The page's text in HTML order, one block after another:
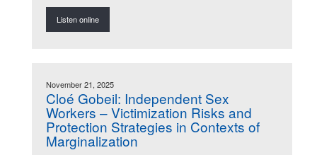
Listen online
November 21, 2025
Cloé Gobeil: Independent Sex
Workers – Victimization Risks and
Protection Strategies in Contexts of
Marginalization